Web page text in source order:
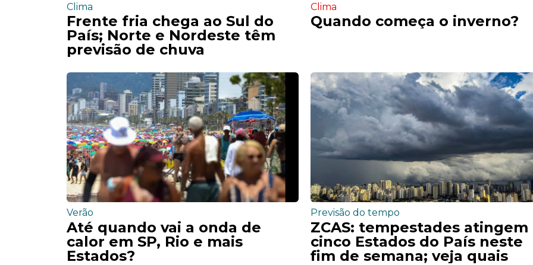
Clima
Frente fria chega ao Sul do
País; Norte e Nordeste têm
previsão de chuva
Clima
Quando começa o inverno?
Verão
Até quando vai a onda de
calor em SP, Rio e mais
Estados?
Previsão do tempo
ZCAS: tempestades atingem
cinco Estados do País neste
fim de semana; veja quais